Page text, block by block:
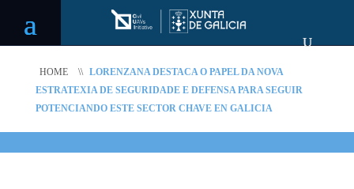
HOME \\ LORENZANA DESTACA O PAPEL DA NOVA
ESTRATEXIA DE SEGURIDADE E DEFENSA PARA SEGUIR
POTENCIANDO ESTE SECTOR CHAVE EN GALICIA